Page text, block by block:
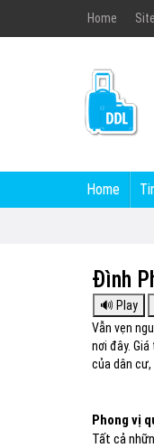
Home
Home
Đình
Vẫn vẹn
nơi đây.
của dân cư,
Phong vị
Tất cả